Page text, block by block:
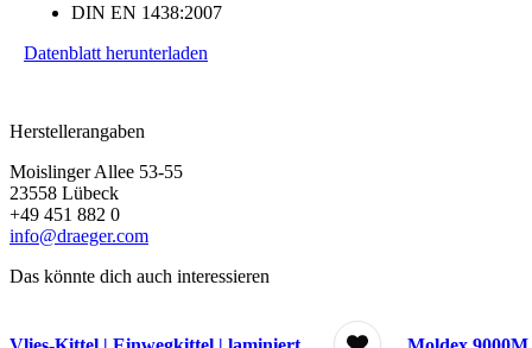
DIN EN 1438:2007
Datenblatt herunterladen
Herstellerangaben
Moislinger Allee 53-55
23558 Lübeck
+49 451 882 0
info@draeger.com
Das könnte dich auch interessieren